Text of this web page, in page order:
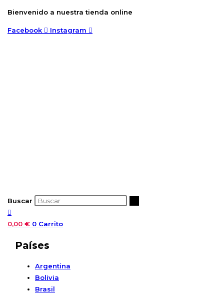
contenido
Bienvenido a nuestra tienda online
Facebook Instagram
Buscar
0,00 € 0 Carrito
Países
Argentina
Bolivia
Brasil